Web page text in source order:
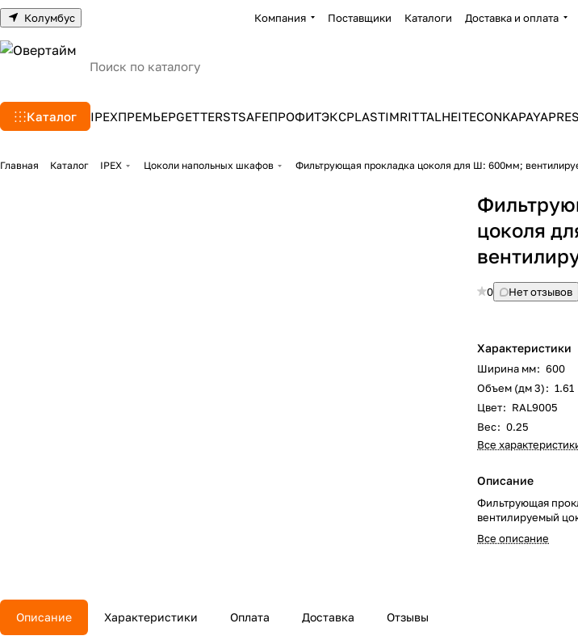
Колумбус Компания Поставщики Каталоги Доставка и оплата
Каталог IPEXПРЕМЬЕРGETTERSTSAFEПРОФИТЭКСPLASTIMRITTALHEITECONKA
Главная Каталог IPEX Цоколи напольных шкафов Фильтрующая прокладка цоколя для Ш: 600мм;
цоколя
0 Нет отзывов
Характеристики
Ширина мм: 600
Объем (дм 3): 1.61
Цвет: RAL9005
Вес: 0.25
Все
Описание
Фильтрующая
вентилируемый
Все описание
Описание Характеристики Оплата Доставка Отзывы